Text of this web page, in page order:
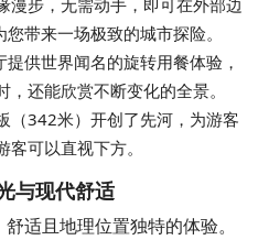
带来一场极致的城市探险。
提供世界闻名的旋转用餐体验，
还能欣赏不断变化的全景。
（342米）开创了先河，为游客
可以直视下方。
与现代舒适
适且地理位置独特的体验。